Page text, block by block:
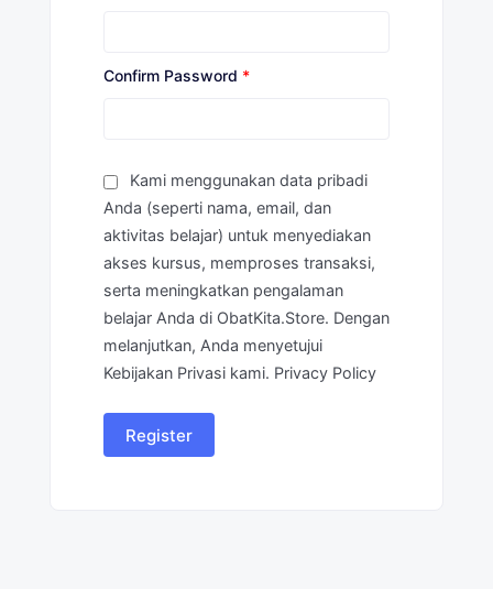
Confirm Password *
Kami menggunakan data pribadi
Anda (seperti nama, email, dan
aktivitas belajar) untuk menyediakan
akses kursus, memproses transaksi,
serta meningkatkan pengalaman
belajar Anda di ObatKita.Store. Dengan
melanjutkan, Anda menyetujui
Kebijakan Privasi kami. Privacy Policy
Register